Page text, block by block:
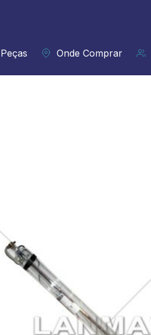
Peças Onde Comprar